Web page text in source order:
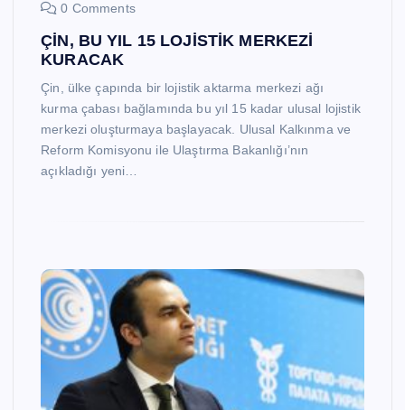
0 Comments
ÇİN, BU YIL 15 LOJİSTİK MERKEZİ
KURACAK
Çin, ülke çapında bir lojistik aktarma merkezi ağı
kurma çabası bağlamında bu yıl 15 kadar ulusal lojistik
merkezi oluşturmaya başlayacak. Ulusal Kalkınma ve
Reform Komisyonu ile Ulaştırma Bakanlığı’nın
açıkladığı yeni…